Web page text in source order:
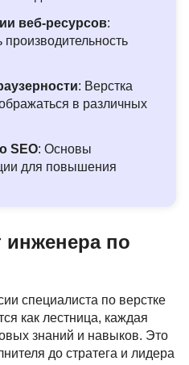
веб-ресурсов:
: Верстка
в различных
SEO: Основы
для повышения
по
специалиста по верстке
как лестница, каждая
знаний и навыков. Это
до стратега и лидера
Подробнее